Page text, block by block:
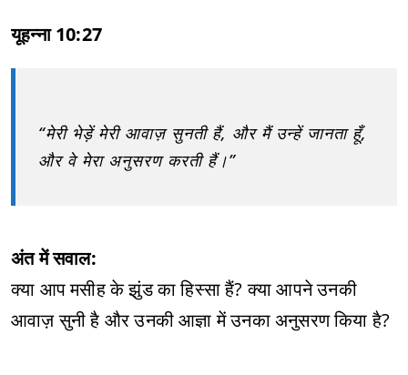
यूहन्ना 10:27
“मेरी भेड़ें मेरी आवाज़ सुनती हैं, और मैं उन्हें जानता हूँ,
और वे मेरा अनुसरण करती हैं।”
अंत में सवाल:
क्या आप मसीह के झुंड का हिस्सा हैं? क्या आपने उनकी
आवाज़ सुनी है और उनकी आज्ञा में उनका अनुसरण किया है?